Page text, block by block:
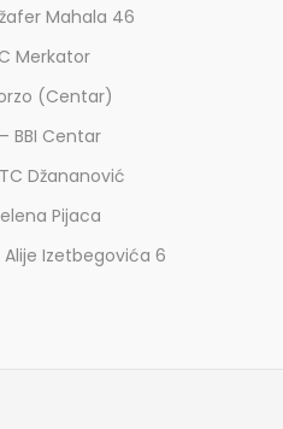
Mahala 46
Merkator
(Centar)
BBI Centar
Džananović
Pijaca
Izetbegovića 6